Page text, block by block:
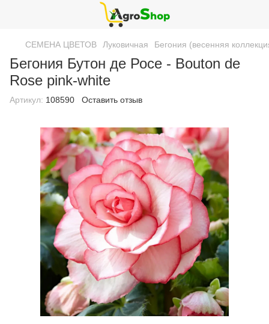
СЕМЕНА ЦВЕТОВ Луковичная Бегония (весенняя
Бегония Бутон де Росе - Bouton de
Rose pink-white
Артикул: 108590 Оставить отзыв